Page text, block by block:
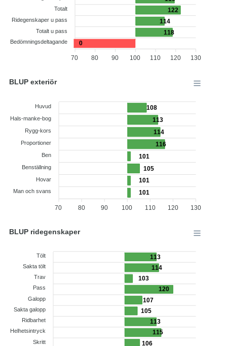
122
114
118
0
Totalt
Ridegenskaper u pass
Totalt u pass
Bedömningsdeltagande
130
120
110
100
90
80
70
108
113
114
116
101
105
101
101
Huvud
Hals-manke-bog
Rygg-kors
Proportioner
Ben
Benställning
Hovar
Man och svans
130
120
110
100
90
80
70
BLUP exteriör
113
114
103
120
107
105
113
115
106
Tölt
Sakta tölt
Trav
Pass
Galopp
Sakta galopp
Ridbarhet
Helhetsintryck
Skritt
BLUP ridegenskaper